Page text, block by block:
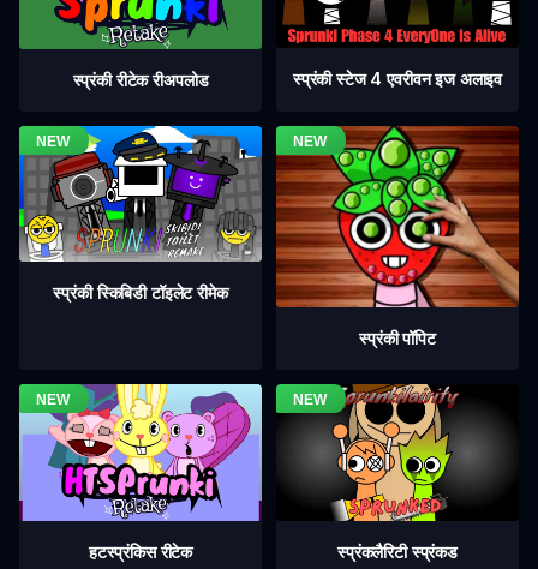
स्प्रंकी रीटेक रीअपलोड स्प्रंकी स्टेज 4 एवरीवन इज अलाइव
स्प्रंकी स्किबिडी टॉइलेट रीमेक
स्प्रंकी पॉपिट
हटस्प्रंकिस रीटेक स्प्रंकलैरिटी स्प्रंकड